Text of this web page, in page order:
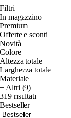
Filtri
In magazzino
Premium
Offerte e sconti
Novità
Colore
Altezza totale
Larghezza totale
Materiale
+ Altri (9)
319 risultati
Bestseller